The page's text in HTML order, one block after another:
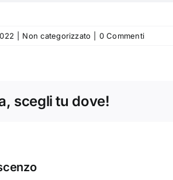
Non categorizzato 0 Commenti
scegli tu dove!